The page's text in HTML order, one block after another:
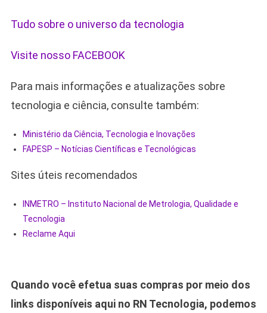
Tudo sobre o universo da tecnologia
Visite nosso FACEBOOK
Para mais informações e atualizações sobre
tecnologia e ciência, consulte também:
Ministério da Ciência, Tecnologia e Inovações
FAPESP – Notícias Científicas e Tecnológicas
Sites úteis recomendados
INMETRO – Instituto Nacional de Metrologia, Qualidade e
Tecnologia
Reclame Aqui
Quando você efetua suas compras por meio dos
links disponíveis aqui no RN Tecnologia, podemos